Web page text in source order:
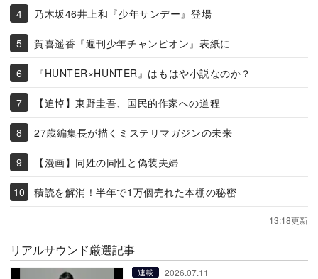
乃木坂46井上和『少年サンデー』登場
賀喜遥香『週刊少年チャンピオン』表紙に
『HUNTER×HUNTER』はもはや小説なのか？
【追悼】東野圭吾、国民的作家への道程
27歳編集長が描くミステリマガジンの未来
【漫画】同姓の同性と偽装夫婦
積読を解消！半年で1万個売れた本棚の秘密
13:18更新
リアルサウンド厳選記事
連載 2026.07.11